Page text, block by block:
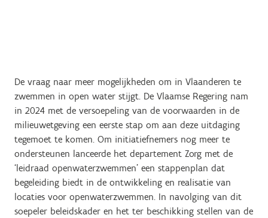
De vraag naar meer mogelijkheden om in Vlaanderen te
zwemmen in open water stijgt. De Vlaamse Regering nam
in 2024 met de versoepeling van de voorwaarden in de
milieuwetgeving een eerste stap om aan deze uitdaging
tegemoet te komen. Om initiatiefnemers nog meer te
ondersteunen lanceerde het departement Zorg met de
‘leidraad openwaterzwemmen’ een stappenplan dat
begeleiding biedt in de ontwikkeling en realisatie van
locaties voor openwaterzwemmen. In navolging van dit
soepeler beleidskader en het ter beschikking stellen van de